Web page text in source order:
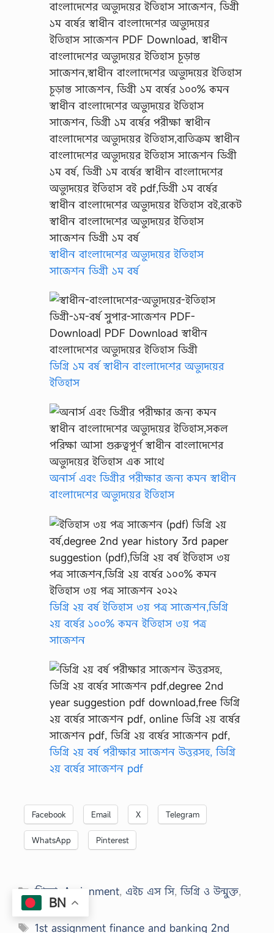
স্বাধীন বাংলাদেশের অভ্যুদয়ের ইতিহাস
সাজেশন ডিগ্রী ১ম বর্ষ
ডিগ্রি ১ম বর্ষ স্বাধীন বাংলাদেশের অভ্যুদয়ের
ইতিহাস
অনার্স এবং ডিগ্রীর পরীক্ষার জন্য কমন স্বাধীন
বাংলাদেশের অভ্যুদয়ের ইতিহাস
ডিগ্রি ২য় বর্ষ ইতিহাস ৩য় পত্র সাজেশন,ডিগ্রি
২য় বর্ষের ১০০% কমন ইতিহাস ৩য় পত্র
সাজেশন
ডিগ্রি ২য় বর্ষ পরীক্ষার সাজেশন উত্তরসহ, ডিগ্রি
২য় বর্ষের সাজেশন pdf
Facebook Email X Telegram
WhatsApp Pinterest
Categories
শিক্ষা Assignment, এইচ এস সি,ডিগ্রি ও উন্মুক্ত,
পরীক্ষা প্রস্তুতি
Tags
1st assignment finance and banking 2nd
BN